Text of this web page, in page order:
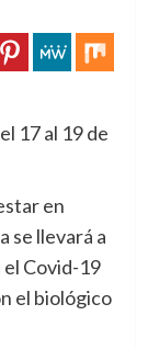
17 al 19 de
en
se llevará a
Covid-19
el biológico